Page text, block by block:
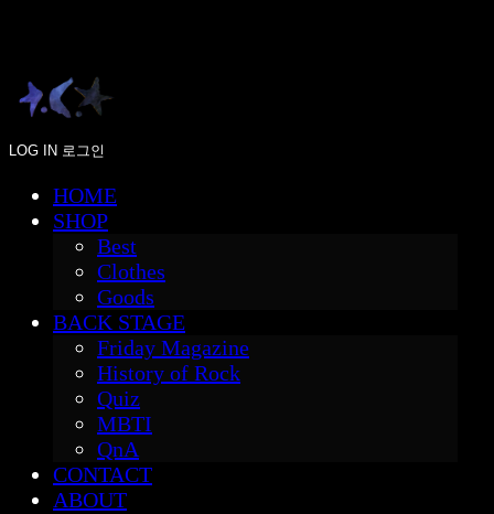
LOG IN 로그인
HOME
SHOP
Best
Clothes
Goods
BACK STAGE
Friday Magazine
History of Rock
Quiz
MBTI
QnA
CONTACT
ABOUT